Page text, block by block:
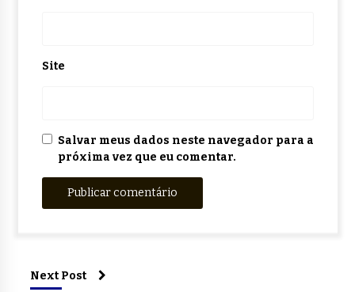
Site
Salvar meus dados neste navegador para a
próxima vez que eu comentar.
Next Post